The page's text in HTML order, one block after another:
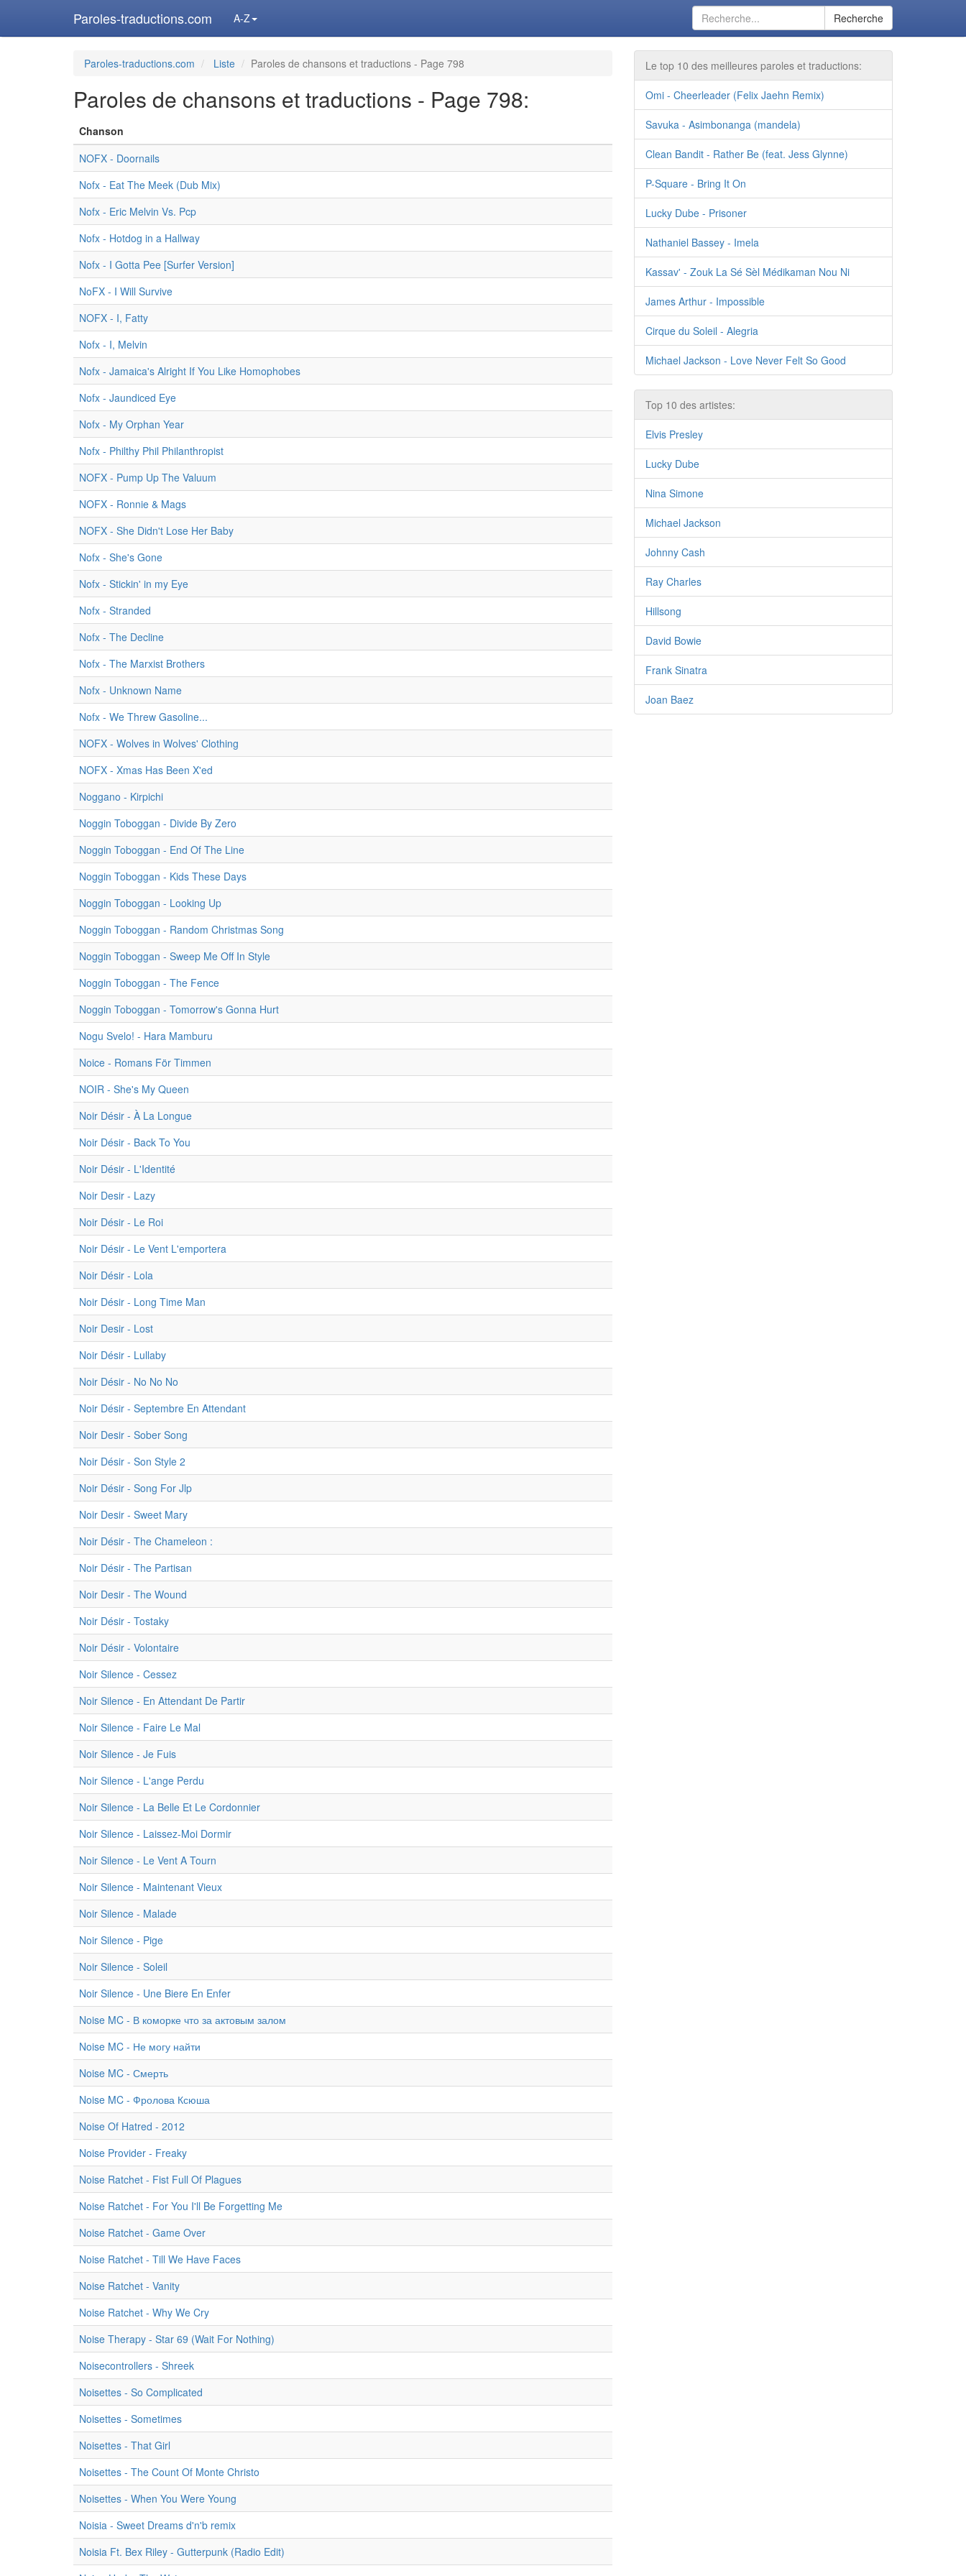
Paroles-traductions.com A-Z Recherche
Paroles-traductions.com Liste Paroles de chansons et traductions - Page 798
Paroles de chansons et traductions - Page 798:
Chanson
NOFX - Doornails
Nofx - Eat The Meek (Dub Mix)
Nofx - Eric Melvin Vs. Pcp
Nofx - Hotdog in a Hallway
Nofx - I Gotta Pee [Surfer Version]
NoFX - I Will Survive
NOFX - I, Fatty
Nofx - I, Melvin
Nofx - Jamaica's Alright If You Like Homophobes
Nofx - Jaundiced Eye
Nofx - My Orphan Year
Nofx - Philthy Phil Philanthropist
NOFX - Pump Up The Valuum
NOFX - Ronnie & Mags
NOFX - She Didn't Lose Her Baby
Nofx - She's Gone
Nofx - Stickin' in my Eye
Nofx - Stranded
Nofx - The Decline
Nofx - The Marxist Brothers
Nofx - Unknown Name
Nofx - We Threw Gasoline...
NOFX - Wolves in Wolves' Clothing
NOFX - Xmas Has Been X'ed
Noggano - Kirpichi
Noggin Toboggan - Divide By Zero
Noggin Toboggan - End Of The Line
Noggin Toboggan - Kids These Days
Noggin Toboggan - Looking Up
Noggin Toboggan - Random Christmas Song
Noggin Toboggan - Sweep Me Off In Style
Noggin Toboggan - The Fence
Noggin Toboggan - Tomorrow's Gonna Hurt
Nogu Svelo! - Hara Mamburu
Noice - Romans För Timmen
NOIR - She's My Queen
Noir Désir - À La Longue
Noir Désir - Back To You
Noir Désir - L'Identité
Noir Desir - Lazy
Noir Désir - Le Roi
Noir Désir - Le Vent L'emportera
Noir Désir - Lola
Noir Désir - Long Time Man
Noir Desir - Lost
Noir Désir - Lullaby
Noir Désir - No No No
Noir Désir - Septembre En Attendant
Noir Desir - Sober Song
Noir Désir - Son Style 2
Noir Désir - Song For Jlp
Noir Desir - Sweet Mary
Noir Désir - The Chameleon :
Noir Désir - The Partisan
Noir Desir - The Wound
Noir Désir - Tostaky
Noir Désir - Volontaire
Noir Silence - Cessez
Noir Silence - En Attendant De Partir
Noir Silence - Faire Le Mal
Noir Silence - Je Fuis
Noir Silence - L'ange Perdu
Noir Silence - La Belle Et Le Cordonnier
Noir Silence - Laissez-Moi Dormir
Noir Silence - Le Vent A Tourn
Noir Silence - Maintenant Vieux
Noir Silence - Malade
Noir Silence - Pige
Noir Silence - Soleil
Noir Silence - Une Biere En Enfer
Noise MC - В коморке что за актовым залом
Noise MC - Не могу найти
Noise MC - Смерть
Noise MC - Фролова Ксюша
Noise Of Hatred - 2012
Noise Provider - Freaky
Noise Ratchet - Fist Full Of Plagues
Noise Ratchet - For You I'll Be Forgetting Me
Noise Ratchet - Game Over
Noise Ratchet - Till We Have Faces
Noise Ratchet - Vanity
Noise Ratchet - Why We Cry
Noise Therapy - Star 69 (Wait For Nothing)
Noisecontrollers - Shreek
Noisettes - So Complicated
Noisettes - Sometimes
Noisettes - That Girl
Noisettes - The Count Of Monte Christo
Noisettes - When You Were Young
Noisia - Sweet Dreams d'n'b remix
Noisia Ft. Bex Riley - Gutterpunk (Radio Edit)
Le top 10 des meilleures paroles et traductions:
Omi - Cheerleader (Felix Jaehn Remix)
Savuka - Asimbonanga (mandela)
Clean Bandit - Rather Be (feat. Jess Glynne)
P-Square - Bring It On
Lucky Dube - Prisoner
Nathaniel Bassey - Imela
Kassav' - Zouk La Sé Sèl Médikaman Nou Ni
James Arthur - Impossible
Cirque du Soleil - Alegria
Michael Jackson - Love Never Felt So Good
Top 10 des artistes:
Elvis Presley
Lucky Dube
Nina Simone
Michael Jackson
Johnny Cash
Ray Charles
Hillsong
David Bowie
Frank Sinatra
Joan Baez